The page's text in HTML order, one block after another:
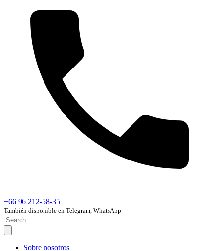
+66 96 212-58-35
También disponible en Telegram, WhatsApp
Sobre nosotros